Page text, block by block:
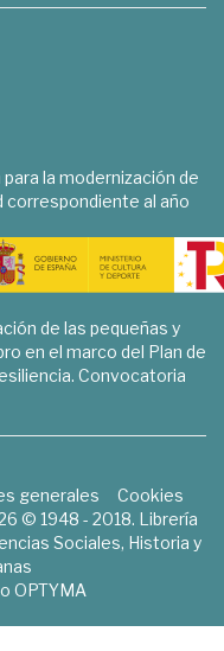
la modernización de
correspondiente al año
de las pequeñas y
en el marco del Plan de
Convocatoria
generales
Cookies
© 1948 - 2018. Librería
Sociales, Historia y
OPTYMA